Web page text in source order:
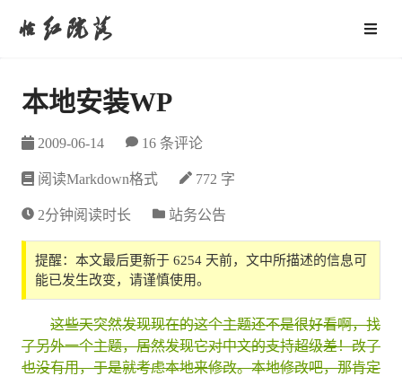
怡红院落
本地安装WP
2009-06-14 16 条评论
阅读Markdown格式 772 字
2分钟阅读时长 站务公告
提醒：本文最后更新于 6254 天前，文中所描述的信息可
能已发生改变，请谨慎使用。
这些天突然发现现在的这个主题还不是很好看啊，找
了另外一个主题，居然发现它对中文的支持超级差！改了
也没有用，于是就考虑本地来修改。本地修改吧，那肯定